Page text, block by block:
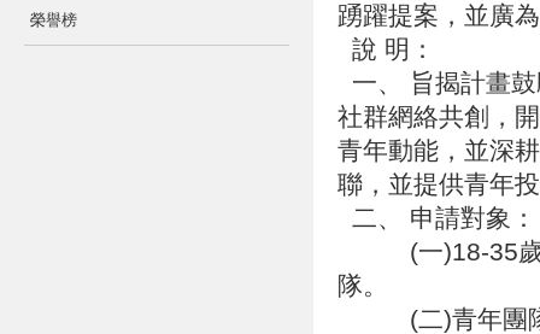
榮譽榜
踴躍提案，並廣
說 明：
一、 旨揭計畫
社群網絡共創，
青年動能，並深
聯，並提供青年
二、 申請對象
(一)18-35歲，
隊。
(二)青年團隊